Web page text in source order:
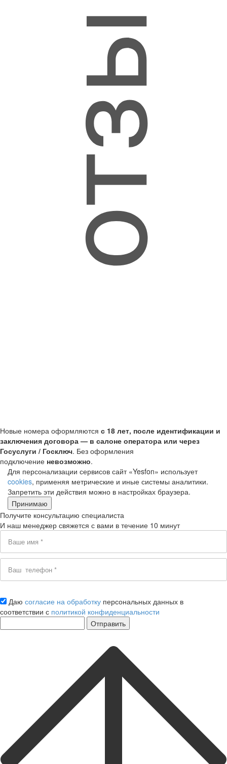
Новые номера оформляются с 18 лет, после идентификации и
заключения договора — в салоне оператора или через
Госуслуги / Госключ. Без оформления
подключение невозможно.
Для персонализации сервисов сайт «Yesfon» использует
cookies, применяя метрические и иные системы аналитики.
Запретить эти действия можно в настройках браузера.
Принимаю
Получите консультацию специалиста
И наш менеджер свяжется с вами в течение 10 минут
Даю согласие на обработку персональных данных в
соответствии с политикой конфиденциальности